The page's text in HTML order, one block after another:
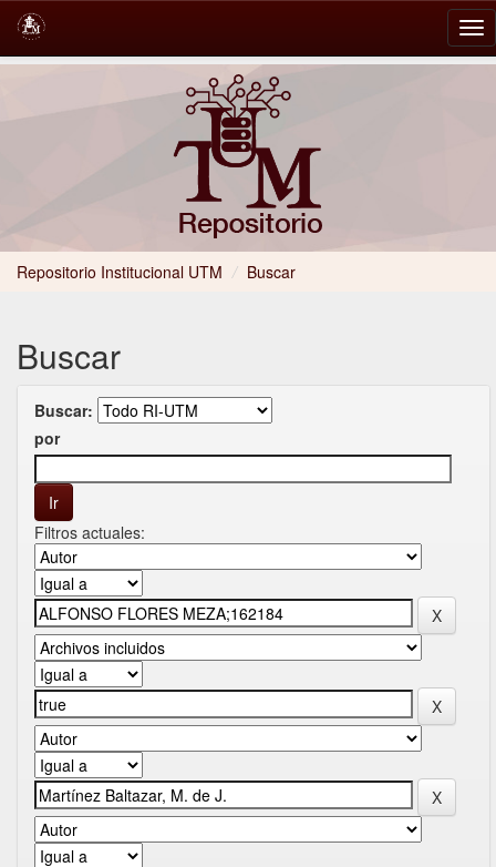
Repositorio Institucional UTM / Buscar
Buscar
Buscar:
por
Filtros actuales: